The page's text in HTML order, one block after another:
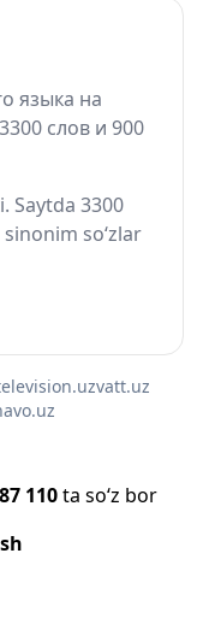
языка на
слов и 900
Saytda 3300
so‘zlar
vatt.uz
87 110ta so‘z bor